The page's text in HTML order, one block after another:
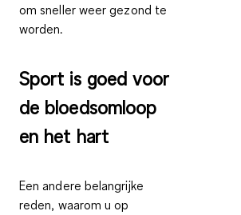
om sneller weer gezond te
worden.
Sport is goed voor
de bloedsomloop
en het hart
Een andere belangrijke
reden, waarom u op